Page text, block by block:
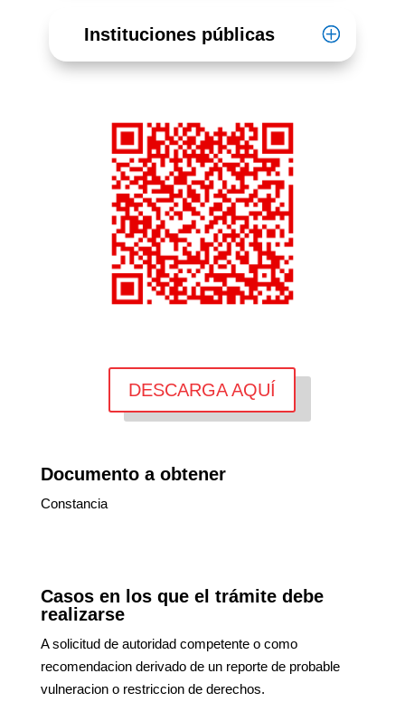
Instituciones públicas
DESCARGA AQUÍ
Documento a obtener
Constancia
Casos en los que el trámite debe
realizarse
A solicitud de autoridad competente o como
recomendacion derivado de un reporte de probable
vulneracion o restriccion de derechos.